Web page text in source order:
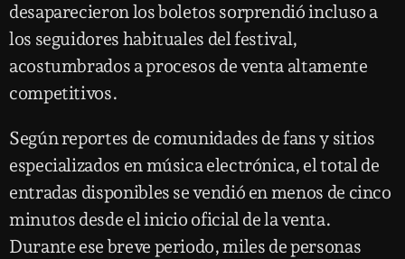
desaparecieron los boletos sorprendió incluso a
los seguidores habituales del festival,
acostumbrados a procesos de venta altamente
competitivos.
Según reportes de comunidades de fans y sitios
especializados en música electrónica, el total de
entradas disponibles se vendió en menos de cinco
minutos desde el inicio oficial de la venta.
Durante ese breve periodo, miles de personas